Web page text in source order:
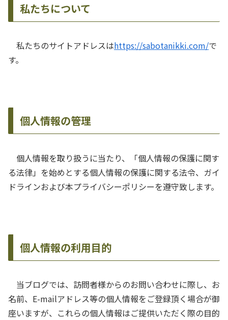
私たちについて
私たちのサイトアドレスはhttps://sabotanikki.com/で
す。
個人情報の管理
個人情報を取り扱うに当たり、「個人情報の保護に関す
る法律」を始めとする個人情報の保護に関する法令、ガイ
ドラインおよび本プライバシーポリシーを遵守致します。
個人情報の利用目的
当ブログでは、訪問者様からのお問い合わせに際し、お
名前、E-mailアドレス等の個人情報をご登録頂く場合が御
座いますが、これらの個人情報はご提供いただく際の目的